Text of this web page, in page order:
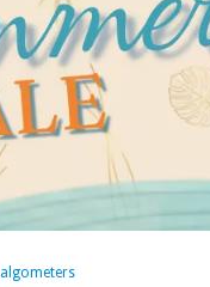
algometers